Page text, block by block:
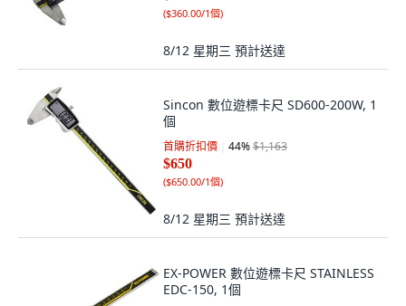
($360.00/1個)
8/12 星期三 預計送達
Sincon 數位遊標卡尺 SD600-200W, 1
個
首購折扣價 44%$1,163
$650
($650.00/1個)
8/12 星期三 預計送達
EX-POWER 數位遊標卡尺 STAINLESS
EDC-150, 1個